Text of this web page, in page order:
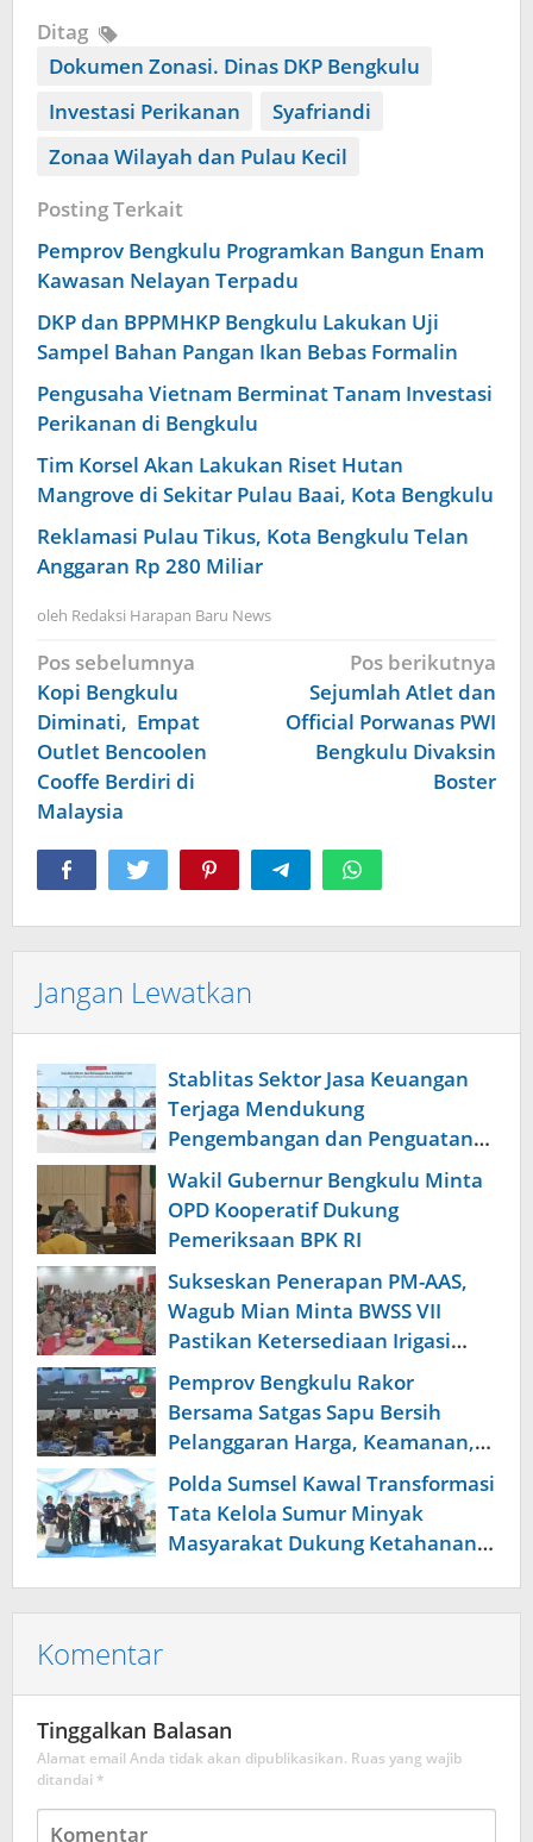
Ditag
Dokumen Zonasi. Dinas DKP Bengkulu
Investasi Perikanan
Syafriandi
Zonaa Wilayah dan Pulau Kecil
Posting Terkait
Pemprov Bengkulu Programkan Bangun Enam
Kawasan Nelayan Terpadu
DKP dan BPPMHKP Bengkulu Lakukan Uji
Sampel Bahan Pangan Ikan Bebas Formalin
Pengusaha Vietnam Berminat Tanam Investasi
Perikanan di Bengkulu
Tim Korsel Akan Lakukan Riset Hutan
Mangrove di Sekitar Pulau Baai, Kota Bengkulu
Reklamasi Pulau Tikus, Kota Bengkulu Telan
Anggaran Rp 280 Miliar
oleh Redaksi Harapan Baru News
Navigasi
pos
Pos sebelumnya
Kopi Bengkulu
Diminati, Empat
Outlet Bencoolen
Cooffe Berdiri di
Malaysia
Pos berikutnya
Sejumlah Atlet dan
Official Porwanas PWI
Bengkulu Divaksin
Boster
Jangan Lewatkan
Stablitas Sektor Jasa Keuangan
Terjaga Mendukung
Pengembangan dan Penguatan
Sektor Jasa
Wakil Gubernur Bengkulu Minta
OPD Kooperatif Dukung
Pemeriksaan BPK RI
Sukseskan Penerapan PM-AAS,
Wagub Mian Minta BWSS VII
Pastikan Ketersediaan Irigasi
Pertanian Modern
Pemprov Bengkulu Rakor
Bersama Satgas Sapu Bersih
Pelanggaran Harga, Keamanan,
dan Mutu Pangan, Harga TBS
Sawit Masih Jadi Sorotan
Polda Sumsel Kawal Transformasi
Tata Kelola Sumur Minyak
Masyarakat Dukung Ketahanan
Komentar
Tinggalkan Balasan
Alamat email Anda tidak akan dipublikasikan. Ruas yang wajib
ditandai *